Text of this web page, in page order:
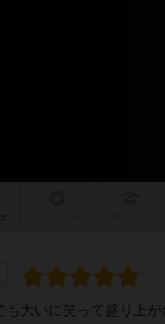
大いに笑って盛り上